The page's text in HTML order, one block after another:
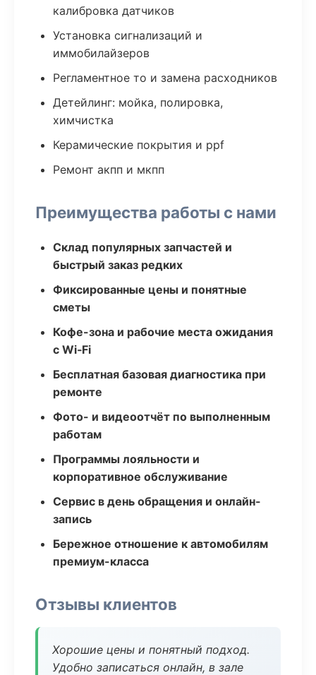
калибровка датчиков
Установка сигнализаций и
иммобилайзеров
Регламентное то и замена расходников
Детейлинг: мойка, полировка,
химчистка
Керамические покрытия и ppf
Ремонт акпп и мкпп
Преимущества работы с нами
Склад популярных запчастей и
быстрый заказ редких
Фиксированные цены и понятные
сметы
Кофе-зона и рабочие места ожидания
с Wi‑Fi
Бесплатная базовая диагностика при
ремонте
Фото- и видеоотчёт по выполненным
работам
Программы лояльности и
корпоративное обслуживание
Сервис в день обращения и онлайн-
запись
Бережное отношение к автомобилям
премиум-класса
Отзывы клиентов
Хорошие цены и понятный подход.
Удобно записаться онлайн, в зале